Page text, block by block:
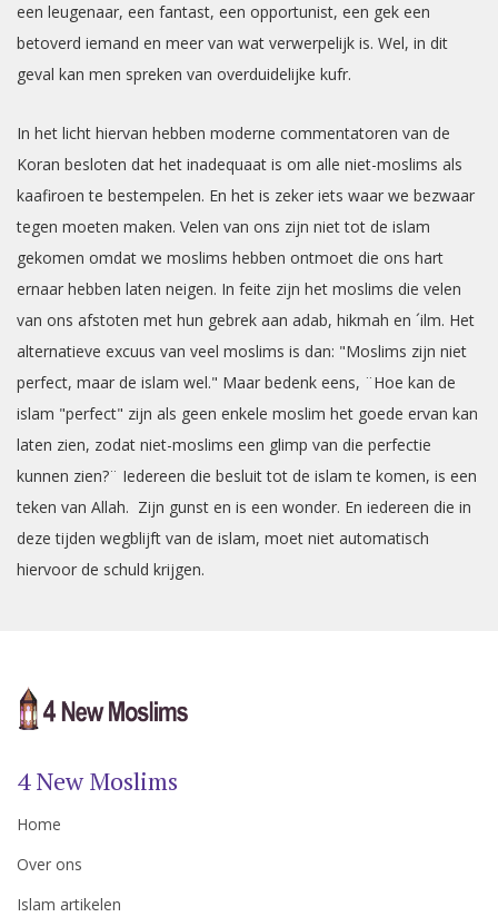
een leugenaar, een fantast, een opportunist, een gek een
betoverd iemand en meer van wat verwerpelijk is. Wel, in dit
geval kan men spreken van overduidelijke kufr.
In het licht hiervan hebben moderne commentatoren van de
Koran besloten dat het inadequaat is om alle niet-moslims als
kaafiroen te bestempelen. En het is zeker iets waar we bezwaar
tegen moeten maken. Velen van ons zijn niet tot de islam
gekomen omdat we moslims hebben ontmoet die ons hart
ernaar hebben laten neigen. In feite zijn het moslims die velen
van ons afstoten met hun gebrek aan adab, hikmah en ´ilm. Het
alternatieve excuus van veel moslims is dan: "Moslims zijn niet
perfect, maar de islam wel." Maar bedenk eens, ¨Hoe kan de
islam "perfect" zijn als geen enkele moslim het goede ervan kan
laten zien, zodat niet-moslims een glimp van die perfectie
kunnen zien?¨ Iedereen die besluit tot de islam te komen, is een
teken van Allah. Zijn gunst en is een wonder. En iedereen die in
deze tijden wegblijft van de islam, moet niet automatisch
hiervoor de schuld krijgen.
4 New Moslims
Home
Over ons
Islam artikelen